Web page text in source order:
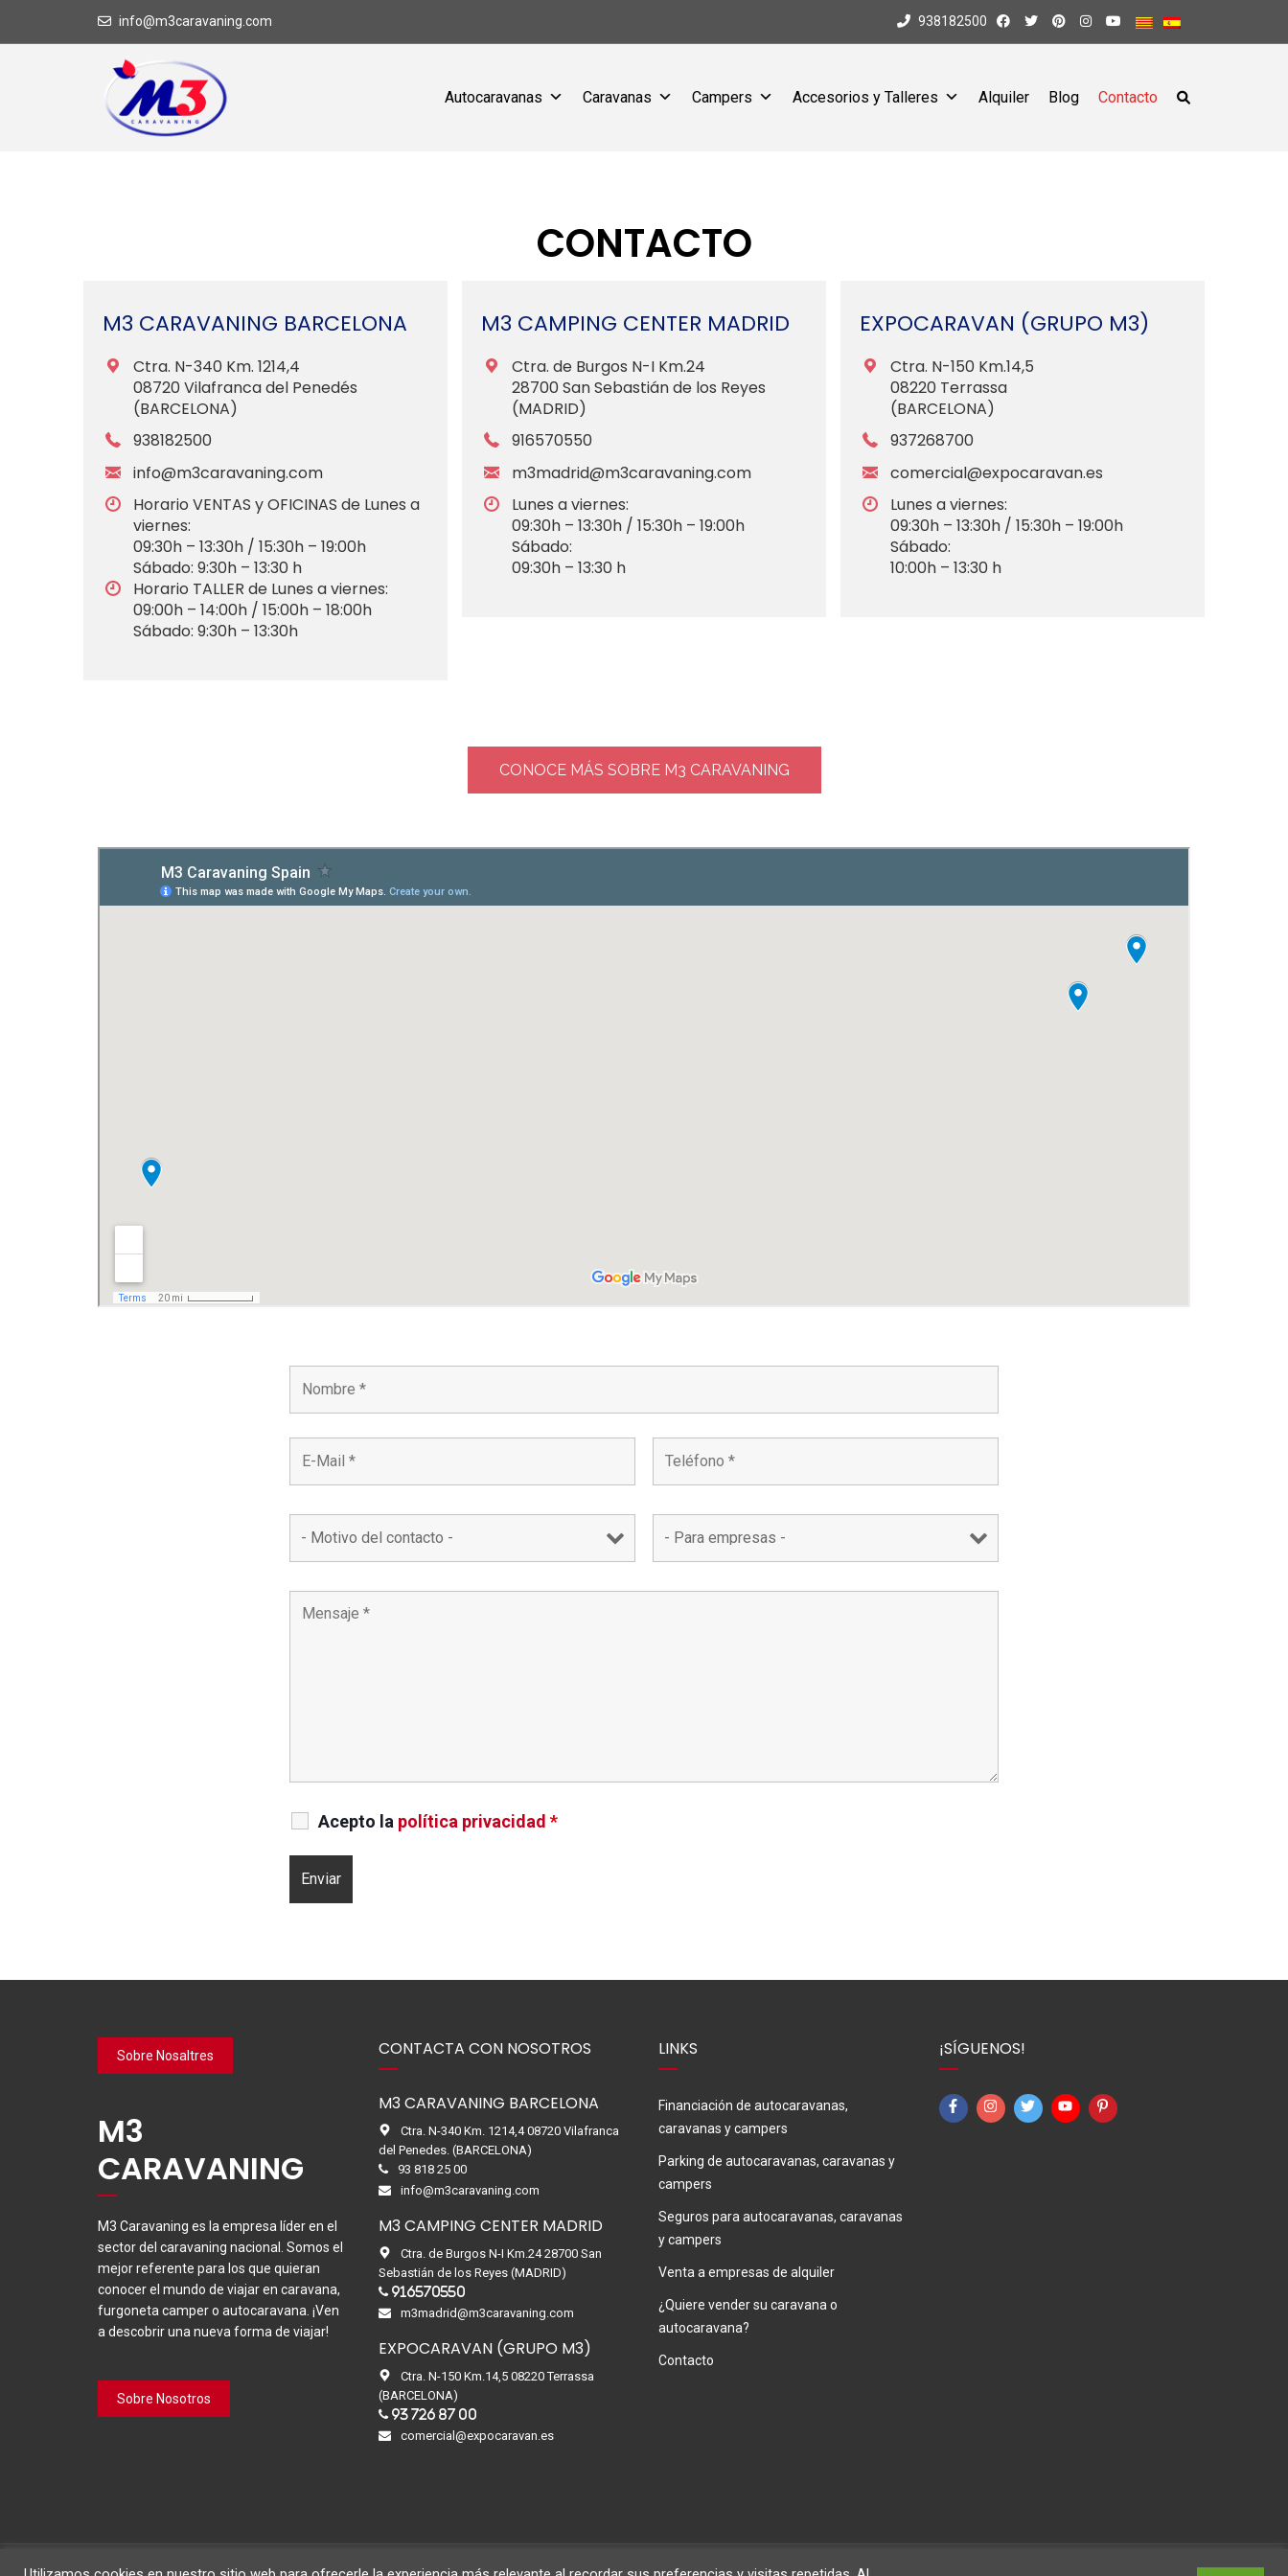
info@m3caravaning.com 938182500
Autocaravanas Caravanas Campers Accesorios y Talleres Alquiler Blog Contacto
CONTACTO
M3 CARAVANING BARCELONA
Ctra. N-340 Km. 1214,4
08720 Vilafranca del Penedés
(BARCELONA)
938182500
info@m3caravaning.com
Horario VENTAS y OFICINAS de Lunes a
viernes:
09:30h – 13:30h / 15:30h – 19:00h
Sábado: 9:30h – 13:30 h
Horario TALLER de Lunes a viernes:
09:00h – 14:00h / 15:00h – 18:00h
Sábado: 9:30h – 13:30h
M3 CAMPING CENTER MADRID
Ctra. de Burgos N-I Km.24
28700 San Sebastián de los Reyes
(MADRID)
916570550
m3madrid@m3caravaning.com
Lunes a viernes:
09:30h – 13:30h / 15:30h – 19:00h
Sábado:
09:30h – 13:30 h
EXPOCARAVAN (GRUPO M3)
Ctra. N-150 Km.14,5
08220 Terrassa
(BARCELONA)
937268700
comercial@expocaravan.es
Lunes a viernes:
09:30h – 13:30h / 15:30h – 19:00h
Sábado:
10:00h – 13:30 h
CONOCE MÁS SOBRE M3 CARAVANING
Acepto la política privacidad *
Sobre Nosaltres
M3
CARAVANING
M3 Caravaning es la empresa líder en el
sector del caravaning nacional. Somos el
mejor referente para los que quieran
conocer el mundo de viajar en caravana,
furgoneta camper o autocaravana. ¡Ven
a descobrir una nueva forma de viajar!
Sobre Nosotros
CONTACTA CON NOSOTROS
M3 CARAVANING BARCELONA
Ctra. N-340 Km. 1214,4 08720 Vilafranca
del Penedes. (BARCELONA)
93 818 25 00
info@m3caravaning.com
M3 CAMPING CENTER MADRID
Ctra. de Burgos N-I Km.24 28700 San
Sebastián de los Reyes (MADRID)
916570550
m3madrid@m3caravaning.com
EXPOCARAVAN (GRUPO M3)
Ctra. N-150 Km.14,5 08220 Terrassa
(BARCELONA)
93 726 87 00
comercial@expocaravan.es
LINKS
Financiación de autocaravanas,
caravanas y campers
Parking de autocaravanas, caravanas y
campers
Seguros para autocaravanas, caravanas
y campers
Venta a empresas de alquiler
¿Quiere vender su caravana o
autocaravana?
Contacto
¡SÍGUENOS!